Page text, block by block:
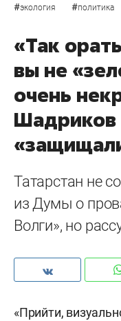
#экология #политика
«Так
вы не
очень
Шадриков
Татарстан не
из Думы о
Волги», но
«Прийти,